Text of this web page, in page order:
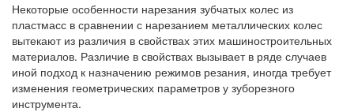
Некоторые особенности нарезания зубчатых колес из
пластмасс в сравнении с нарезанием металлических колес
вытекают из различия в свойствах этих машиностроительных
материалов. Различие в свойствах вызывает в ряде случаев
иной подход к назначению режимов резания, иногда требует
изменения геометрических параметров у зуборезного
инструмента.